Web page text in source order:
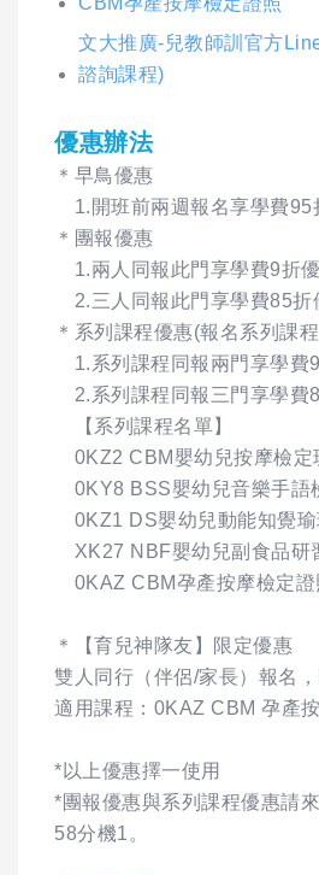
文大推廣-兒教師訓官方
諮詢課程)
優惠辦法
＊早鳥優惠
1.開班前兩週報名享學費95
＊團報優惠
1.兩人同報此門享學費9折
2.三人同報此門享學費85折
＊系列課程優惠(報名系列課
1.系列課程同報兩門享學費
2.系列課程同報三門享學費
【系列課程名單】
0KZ2 CBM嬰幼兒按摩檢定
0KY8 BSS嬰幼兒音樂手語
0KZ1 DS嬰幼兒動能知覺瑜
XK27 NBF嬰幼兒副食品研
0KAZ CBM孕產按摩檢定證
＊【育兒神隊友】限定優惠
雙人同行（伴侶/家長）報名
適用課程：0KAZ CBM 孕產
*以上優惠擇一使用
*團報優惠與系列課程優惠請
58分機1。